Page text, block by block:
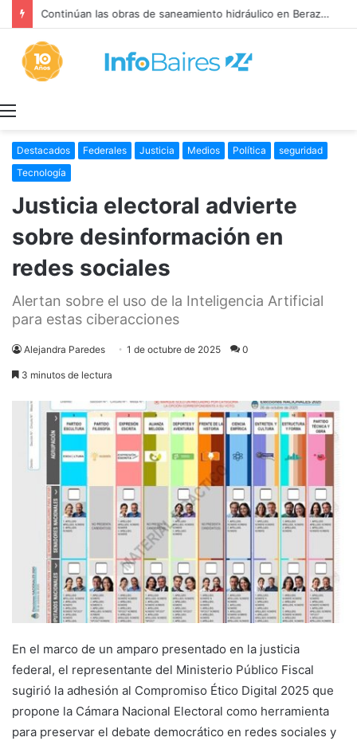
Continúan las obras de saneamiento hidráulico en Berazategui
Destacados Federales Justicia Medios Política
seguridad
Tecnología
Justicia electoral advierte
sobre desinformación en
redes sociales
Alertan sobre el uso de la Inteligencia Artificial
para estas ciberacciones
Alejandra Paredes 1 de octubre de 2025 0
3 minutos de lectura
En el marco de un amparo presentado en la justicia
federal, el representante del Ministerio Público Fiscal
sugirió la adhesión al Compromiso Ético Digital 2025 que
propone la Cámara Nacional Electoral como herramienta
para preservar el debate democrático en redes sociales y